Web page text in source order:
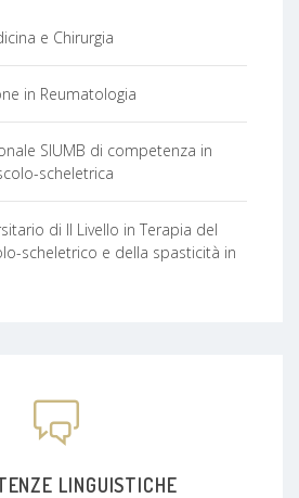
del monitoraggio e del
reumatiche, con un
che integra le più
ecografiche alla valutazione
la qualità di vita di chi
muscolo-scheletriche e
e Chirurgia
in Reumatologia
SIUMB di competenza in
scheletrica
di II Livello in Terapia del
scheletrico e della spasticità in
LINGUISTICHE